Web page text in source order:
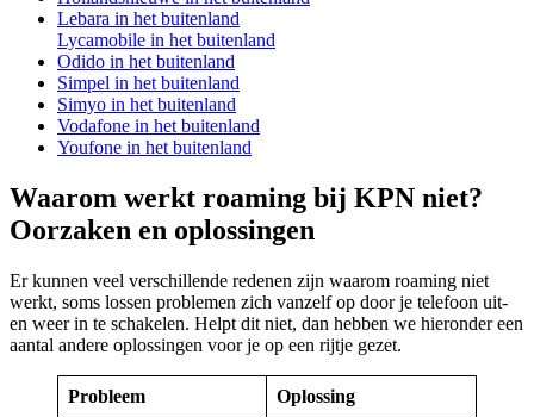
Lebara in het buitenland
Lycamobile in het buitenland
Odido in het buitenland
Simpel in het buitenland
Simyo in het buitenland
Vodafone in het buitenland
Youfone in het buitenland
Waarom werkt roaming bij KPN niet?
Oorzaken en oplossingen
Er kunnen veel verschillende redenen zijn waarom roaming niet
werkt, soms lossen problemen zich vanzelf op door je telefoon uit-
en weer in te schakelen. Helpt dit niet, dan hebben we hieronder een
aantal andere oplossingen voor je op een rijtje gezet.
Probleem Oplossing